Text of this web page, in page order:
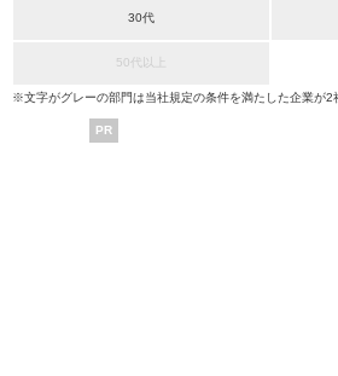
30代
50代以上
※文字がグレーの部門は当社規定の条件を満たした企業が2
PR